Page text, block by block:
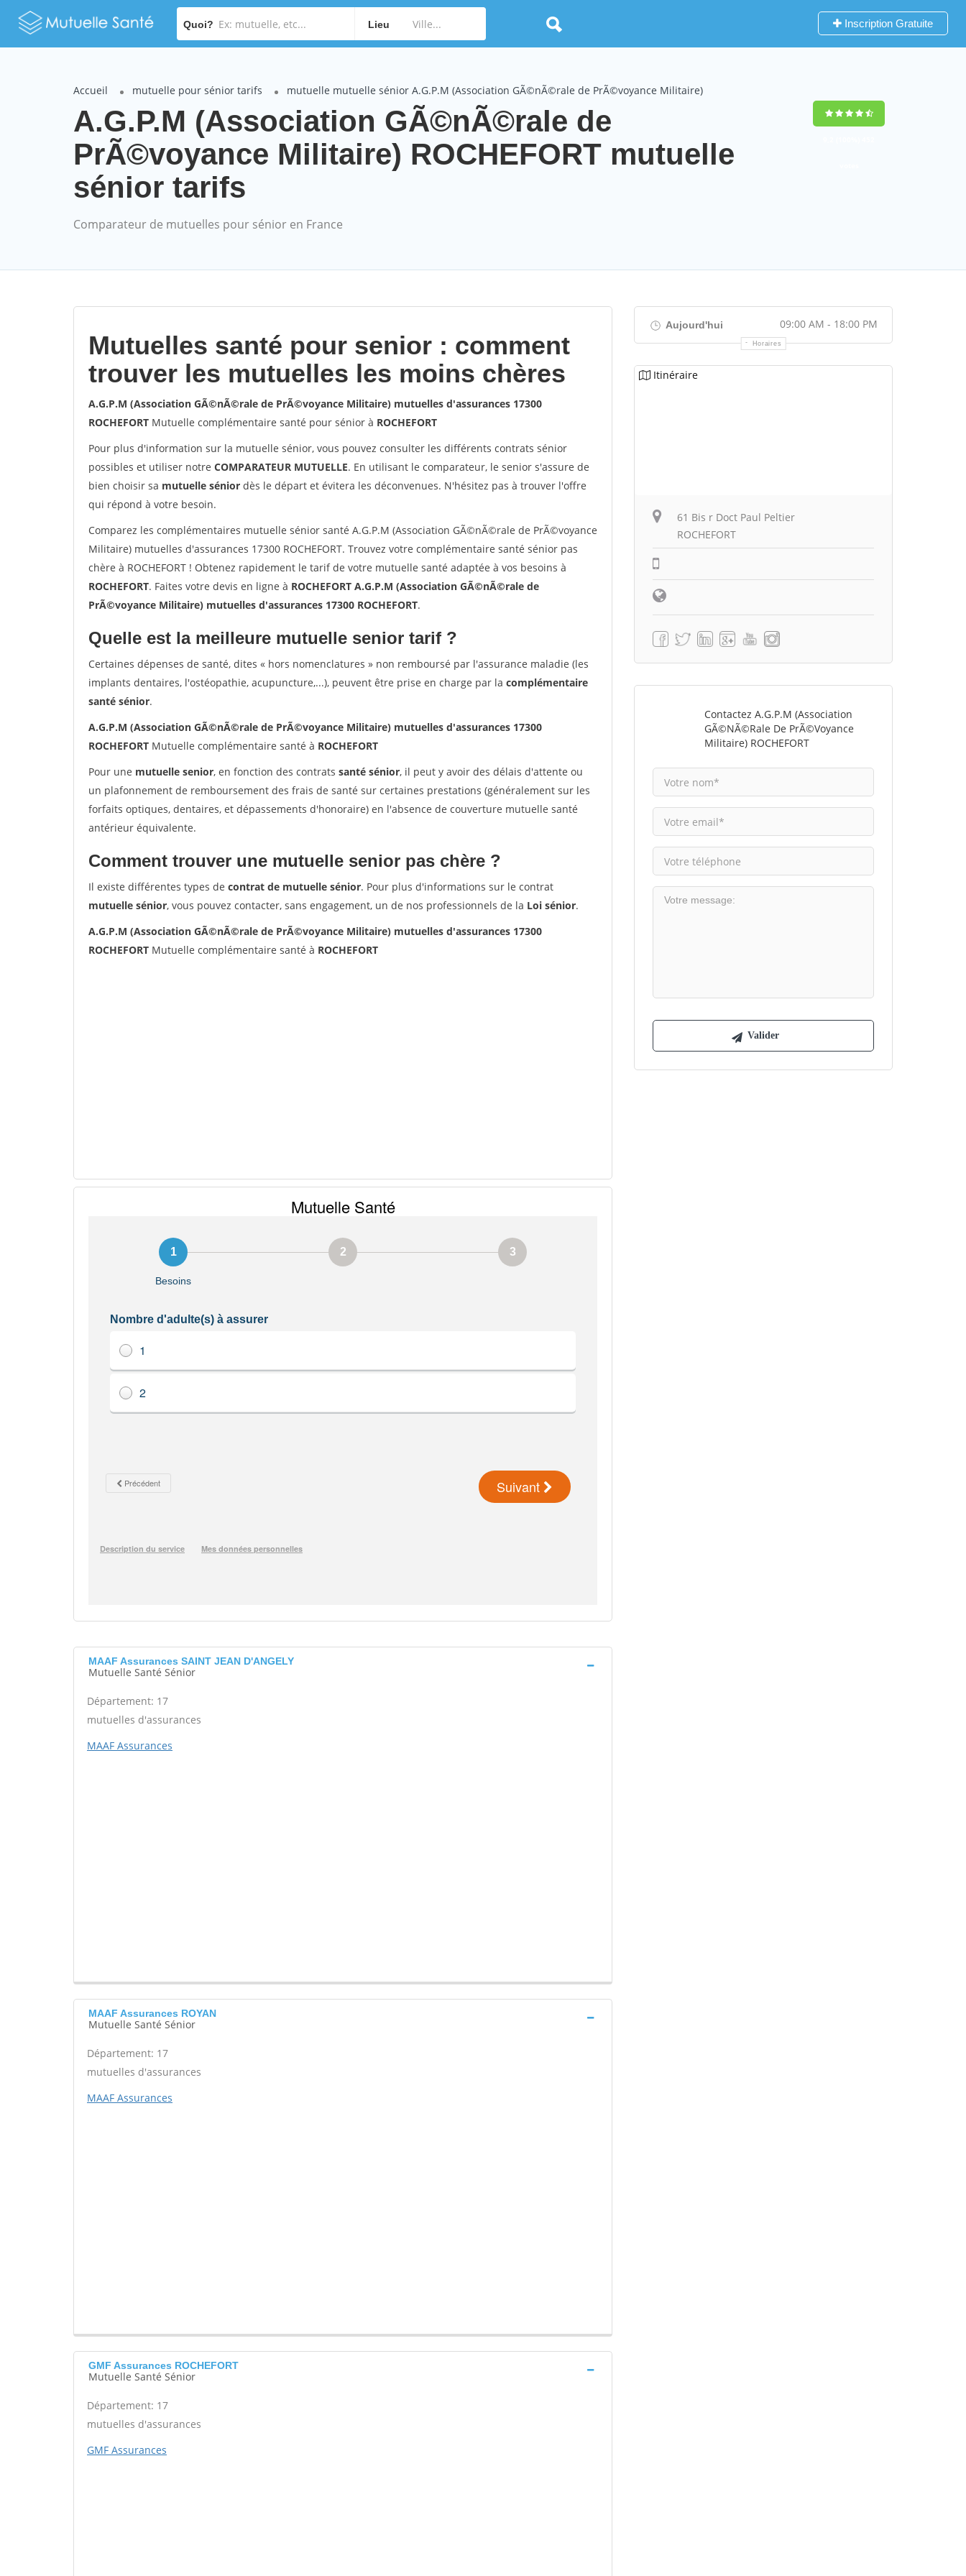
Quoi? Lieu Inscription Gratuite
Accueil mutuelle pour sénior tarifs mutuelle mutuelle sénior A.G.P.M (Association GÃ©nÃ©rale de PrÃ©voyance Militaire)
A.G.P.M (Association GÃ©nÃ©rale de
PrÃ©voyance Militaire) ROCHEFORT mutuelle
sénior tarifs
Comparateur de mutuelles pour sénior en France
Mutuelles santé pour senior : comment
trouver les mutuelles les moins chères
A.G.P.M (Association GÃ©nÃ©rale de PrÃ©voyance Militaire) mutuelles d'assurances 17300
ROCHEFORT Mutuelle complémentaire santé pour sénior à ROCHEFORT
Pour plus d'information sur la mutuelle sénior, vous pouvez consulter les différents contrats sénior
possibles et utiliser notre COMPARATEUR MUTUELLE. En utilisant le comparateur, le senior s'assure de
bien choisir sa mutuelle sénior dès le départ et évitera les déconvenues. N'hésitez pas à trouver l'offre
qui répond à votre besoin.
Comparez les complémentaires mutuelle sénior santé A.G.P.M (Association GÃ©nÃ©rale de PrÃ©voyance
Militaire) mutuelles d'assurances 17300 ROCHEFORT. Trouvez votre complémentaire santé sénior pas
chère à ROCHEFORT ! Obtenez rapidement le tarif de votre mutuelle santé adaptée à vos besoins à
ROCHEFORT. Faites votre devis en ligne à ROCHEFORT A.G.P.M (Association GÃ©nÃ©rale de
PrÃ©voyance Militaire) mutuelles d'assurances 17300 ROCHEFORT.
Quelle est la meilleure mutuelle senior tarif ?
Certaines dépenses de santé, dites « hors nomenclatures » non remboursé par l'assurance maladie (les
implants dentaires, l'ostéopathie, acupuncture,...), peuvent être prise en charge par la complémentaire
santé sénior.
A.G.P.M (Association GÃ©nÃ©rale de PrÃ©voyance Militaire) mutuelles d'assurances 17300
ROCHEFORT Mutuelle complémentaire santé à ROCHEFORT
Pour une mutuelle senior, en fonction des contrats santé sénior, il peut y avoir des délais d'attente ou
un plafonnement de remboursement des frais de santé sur certaines prestations (généralement sur les
forfaits optiques, dentaires, et dépassements d'honoraire) en l'absence de couverture mutuelle santé
antérieur équivalente.
Comment trouver une mutuelle senior pas chère ?
Il existe différentes types de contrat de mutuelle sénior. Pour plus d'informations sur le contrat
mutuelle sénior, vous pouvez contacter, sans engagement, un de nos professionnels de la Loi sénior.
A.G.P.M (Association GÃ©nÃ©rale de PrÃ©voyance Militaire) mutuelles d'assurances 17300
ROCHEFORT Mutuelle complémentaire santé à ROCHEFORT
MAAF Assurances SAINT JEAN D'ANGELY
Mutuelle Santé Sénior
Département: 17
mutuelles d'assurances
MAAF Assurances
MAAF Assurances ROYAN
Mutuelle Santé Sénior
Département: 17
mutuelles d'assurances
MAAF Assurances
GMF Assurances ROCHEFORT
Mutuelle Santé Sénior
Département: 17
mutuelles d'assurances
GMF Assurances
Aujourd'hui 09:00 AM - 18:00 PM
Horaires
Itinéraire
61 Bis r Doct Paul Peltier
ROCHEFORT
Contactez A.G.P.M (Association
GÃ©nÃ©rale De PrÃ©voyance
Militaire) ROCHEFORT